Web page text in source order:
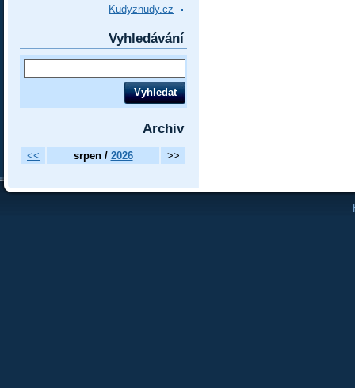
Kudyznudy.cz
Vyhledávání
Archiv
<< srpen / 2026 >>